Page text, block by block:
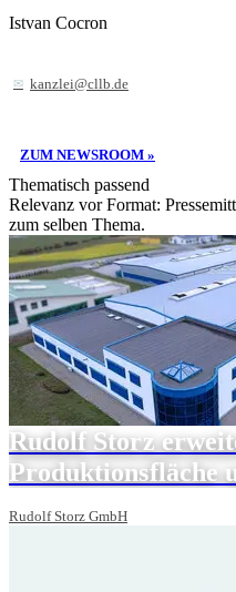
Istvan Cocron
kanzlei@cllb.de
ZUM NEWSROOM »
Thematisch passend
Relevanz vor Format:
zum selben Thema.
Rudolf Storz
Produktionsfläche
Rudolf Storz GmbH